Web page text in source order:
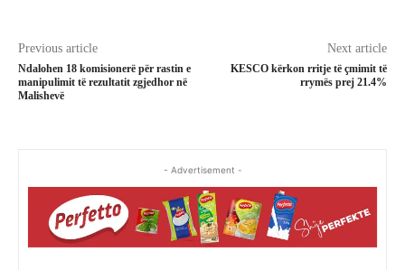
Previous article
Ndalohen 18 komisionerë për rastin e
manipulimit të rezultatit zgjedhor në
Malishevë
Next article
KESCO kërkon rritje të çmimit të
rrymës prej 21.4%
- Advertisement -